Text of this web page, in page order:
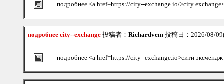
подробнее <a href=https://city--exchange.io/>city
подробнее city--exchange 投稿者： Richardvem 投稿日：2026/08/
подробнее <a href=https://city--exchange.io>сити